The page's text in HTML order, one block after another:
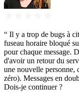
“ Il y a trop de bugs à
fuseau horaire bloqué
pour chaque message.
d'avoir un retour du
une nouvelle personne,
zéro). Messages en
Dois-je continuer ?